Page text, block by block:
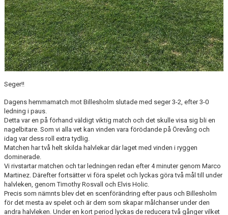
Seger!!
Dagens hemmamatch mot Billesholm slutade med seger 3-2, efter 3-0
ledning i paus.
Detta var en på förhand väldigt viktig match och det skulle visa sig bli en
nagelbitare. Som vi alla vet kan vinden vara förödande på Örevång och
idag var dess roll extra tydlig.
Matchen har två helt skilda halvlekar där laget med vinden i ryggen
dominerade.
Vi rivstartar matchen och tar ledningen redan efter 4 minuter genom Marco
Martinez. Därefter fortsätter vi föra spelet och lyckas göra två mål till under
halvleken, genom Timothy Rosvall och Elvis Holic.
Precis som nämnts blev det en scenförändring efter paus och Billesholm
för det mesta av spelet och är dem som skapar målchanser under den
andra halvleken. Under en kort period lyckas de reducera två gånger vilket